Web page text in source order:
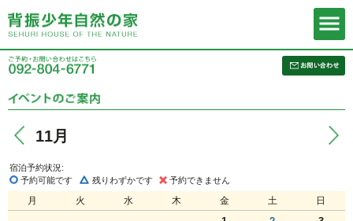
11月
宿泊予約状況:
予約可能です
残りわずかです 予約できません
月 火 水 木 金 土 日